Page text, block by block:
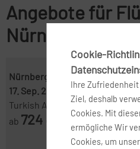
Angebote für
Nürnberg nach
Nürnberg ( NUE )-Colombo (
17. Sep. 2026
15. Okt. 2026
Turkish Airlines
ab 724
Cookie-
Ihre
Ziel, deshalb
Cookies. Mit
ermögliche Wir
Cookies, um